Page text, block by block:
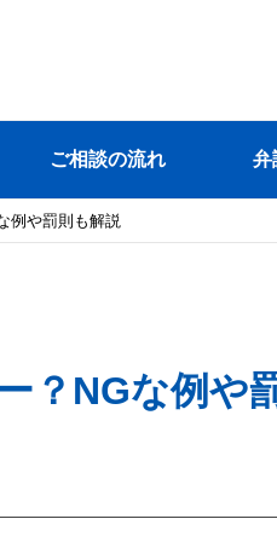
ご相談の流れ 弁
例や罰則も解説
？NGな例や